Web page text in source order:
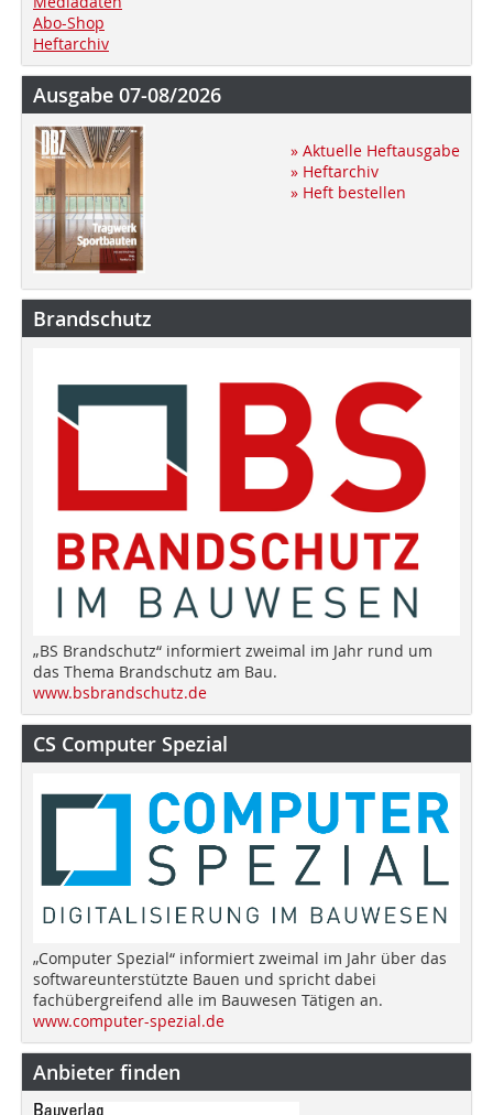
Abo-Shop
Heftarchiv
Ausgabe 07-08/2026
» Aktuelle Heftausgabe
» Heftarchiv
» Heft bestellen
Brandschutz
„BS Brandschutz“ informiert zweimal im Jahr rund um
das Thema Brandschutz am Bau.
www.bsbrandschutz.de
CS Computer Spezial
„Computer Spezial“ informiert zweimal im Jahr über das
softwareunterstützte Bauen und spricht dabei
fachübergreifend alle im Bauwesen Tätigen an.
www.computer-spezial.de
Anbieter finden